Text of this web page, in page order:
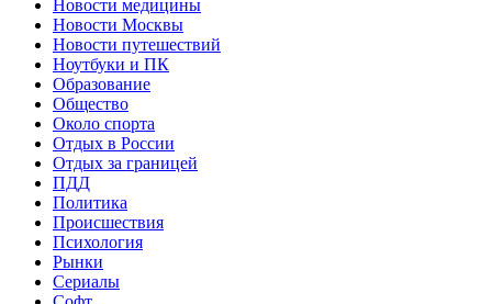
Новости медицины
Новости Москвы
Новости путешествий
Ноутбуки и ПК
Образование
Общество
Около спорта
Отдых в России
Отдых за границей
ПДД
Политика
Происшествия
Психология
Рынки
Сериалы